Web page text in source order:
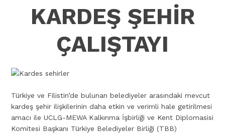
KARDEŞ ŞEHİR
ÇALIŞTAYI
Türkiye ve Filistin’de bulunan belediyeler arasındaki mevcut
kardeş şehir ilişkilerinin daha etkin ve verimli hale getirilmesi
amacı ile UCLG-MEWA Kalkınma İşbirliği ve Kent Diplomasisi
Komitesi Başkanı Türkiye Belediyeler Birliği (TBB)